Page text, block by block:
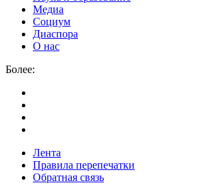
Медиа
Социум
Диаспора
О нас
Более:
Лента
Правила перепечатки
Обратная связь